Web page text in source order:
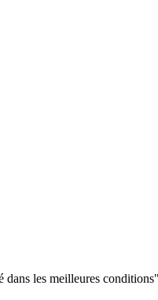
les meilleures